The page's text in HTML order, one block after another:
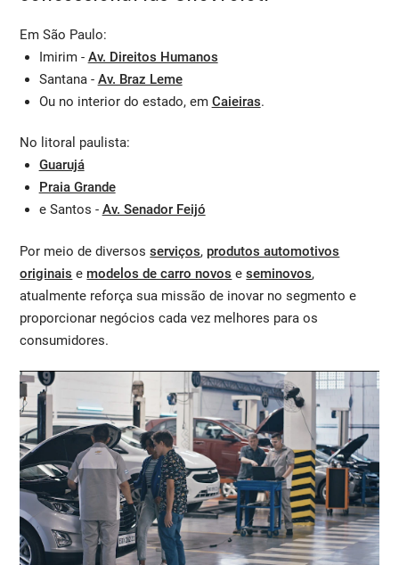
Em São Paulo:
Imirim - Av. Direitos Humanos
Santana - Av. Braz Leme
Ou no interior do estado, em Caieiras.
No litoral paulista:
Guarujá
Praia Grande
e Santos - Av. Senador Feijó
Por meio de diversosserviços, produtos automotivos
originais e modelos de carro novos eseminovos,
atualmente reforça sua missão de inovar no segmento e
proporcionar negócios cada vez melhores para os
consumidores.